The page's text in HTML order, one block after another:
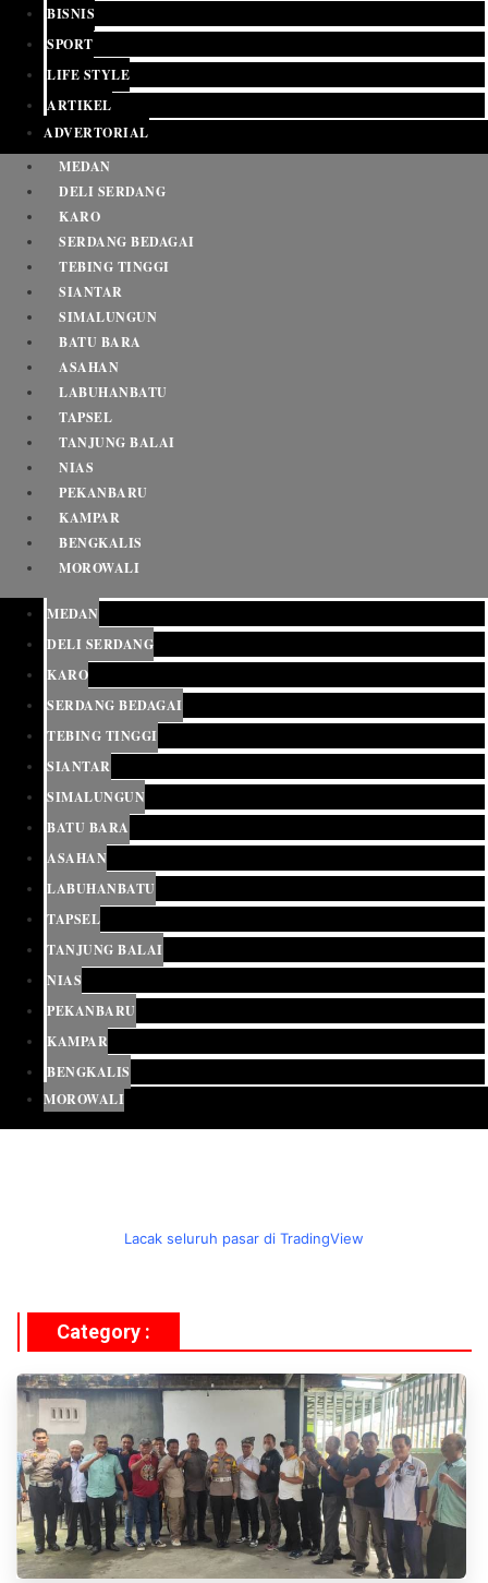
BISNIS
SPORT
LIFE STYLE
ARTIKEL
ADVERTORIAL
MEDAN
DELI SERDANG
KARO
SERDANG BEDAGAI
TEBING TINGGI
SIANTAR
SIMALUNGUN
BATU BARA
ASAHAN
LABUHANBATU
TAPSEL
TANJUNG BALAI
NIAS
PEKANBARU
KAMPAR
BENGKALIS
MOROWALI
MEDAN
DELI SERDANG
KARO
SERDANG BEDAGAI
TEBING TINGGI
SIANTAR
SIMALUNGUN
BATU BARA
ASAHAN
LABUHANBATU
TAPSEL
TANJUNG BALAI
NIAS
PEKANBARU
KAMPAR
BENGKALIS
MOROWALI
Lacak seluruh pasar di TradingView
Category :